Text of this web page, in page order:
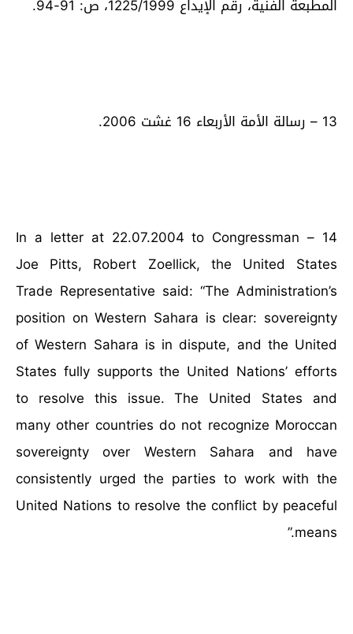
المطبعة الفنية، رقم الإيداع 1225/1999، ص: 91-94.
13 – رسالة الأمة الأربعاء 16 غشت 2006.
14 – In a letter at 22.07.2004 to Congressman
Joe Pitts, Robert Zoellick, the United States
Trade Representative said: “The Administration’s
position on Western Sahara is clear: sovereignty
of Western Sahara is in dispute, and the United
States fully supports the United Nations’ efforts
to resolve this issue. The United States and
many other countries do not recognize Moroccan
sovereignty over Western Sahara and have
consistently urged the parties to work with the
United Nations to resolve the conflict by peaceful
means.”